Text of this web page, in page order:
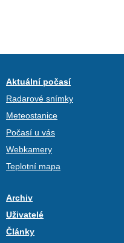
Aktuální počasí
Radarové snímky
Meteostanice
Počasí u vás
Webkamery
Teplotní mapa
Archiv
Uživatelé
Články